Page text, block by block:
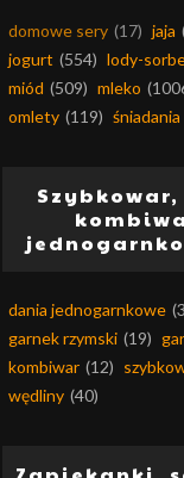
domowe sery (17) jaja
jogurt (554) lody-
miód (509) mleko
omlety (119) śniadania
dania jednogarnkowe
garnek rzymski (19)
kombiwar (12)
wędliny (40)